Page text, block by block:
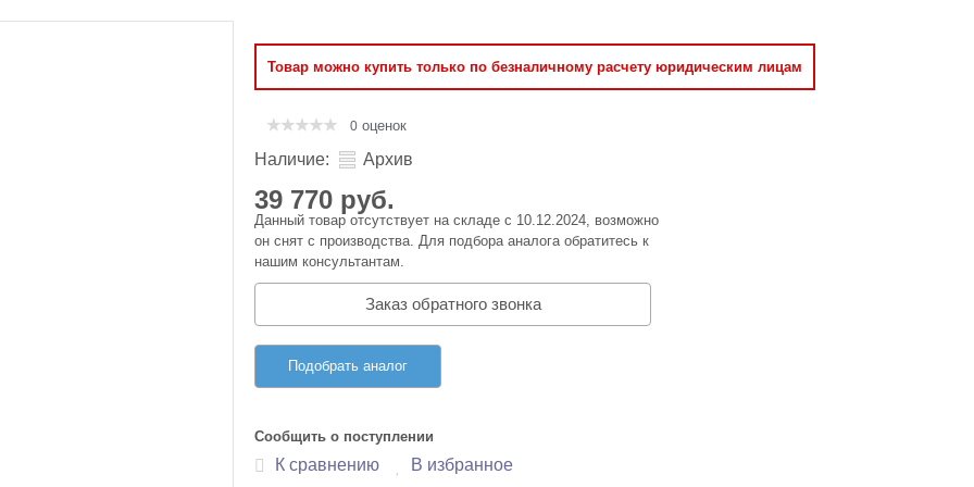
Товар можно купить только по безналичному расчету юридическим лицам
0 оценок
Наличие: Архив
39 770 руб.
Данный товар отсутствует на складе с 10.12.2024, возможно
он снят с производства. Для подбора аналога обратитесь к
нашим консультантам.
Заказ обратного звонка
Подобрать аналог
Сообщить о поступлении
К сравнению В избранное
память